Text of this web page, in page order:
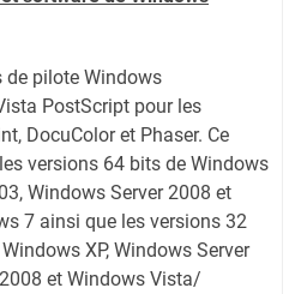
de pilote Windows
PostScript pour les
DocuColor et Phaser. Ce
versions 64 bits de Windows
Windows Server 2008 et
7 ainsi que les versions 32
XP, Windows Server
et Windows Vista/